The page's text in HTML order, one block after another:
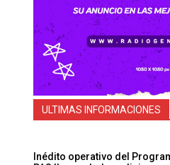
ULTIMAS INFORMACIONES
Inédito operativo del